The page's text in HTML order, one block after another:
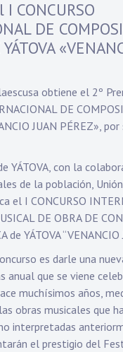
CONCURSO
DE
obtiene el 2º
DE
JUAN PÉREZ»,
YÁTOVA, con la
de la población,
el I CONCURSO
DE OBRA DE
de YÁTOVA “VENANCIO
es darle una
anual que se viene
muchísimos años,
obras musicales que
interpretadas
el prestigio del